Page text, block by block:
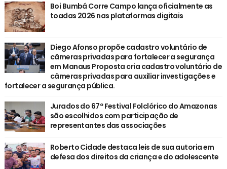
Boi Bumbá Corre Campo lança oficialmente as
toadas 2026 nas plataformas digitais
Diego Afonso propõe cadastro voluntário de
câmeras privadas para fortalecer a segurança
em Manaus Proposta cria cadastro voluntário de
câmeras privadas para auxiliar investigações e
fortalecer a segurança pública.
Jurados do 67º Festival Folclórico do Amazonas
são escolhidos com participação de
representantes das associações
Roberto Cidade destaca leis de sua autoria em
defesa dos direitos da criança e do adolescente